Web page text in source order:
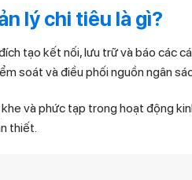
lý chi tiêu là gì?
tạo kết nối, lưu trữ và báo các
soát và điều phối nguồn ngân
và phức tạp trong hoạt động
thiết.